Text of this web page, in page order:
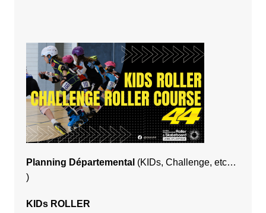
Planning Départemental (KIDs, Challenge, etc…
)
KIDs ROLLER